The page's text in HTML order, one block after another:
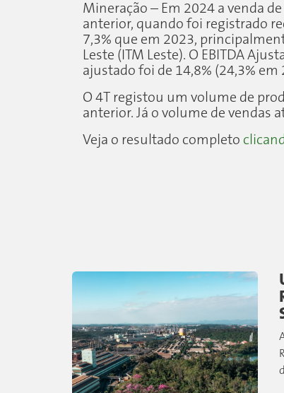
Mineração – Em 2024 a venda
anterior, quando foi registrado
7,3% que em 2023,
Leste (ITM Leste). O EBITDA
ajustado foi de 14,8% (24,3% em
O 4T registou um volume de
anterior. Já o volume de vendas
Veja o resultado completo